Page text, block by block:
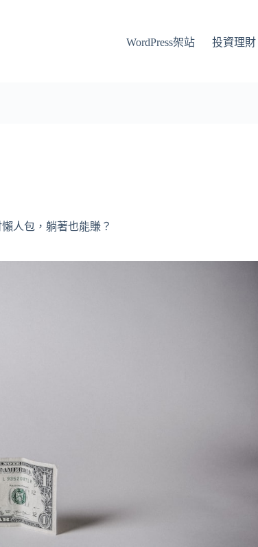
WordPress架站 投資理財
人包，躺著也能賺？